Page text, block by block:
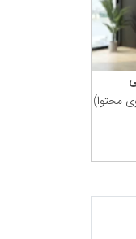
محتوا)